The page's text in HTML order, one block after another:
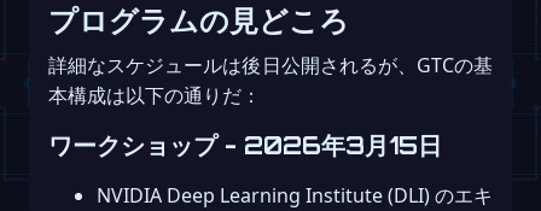
プログラムの見どころ
詳細なスケジュールは後日公開されるが、GTCの基
本構成は以下の通りだ：
ワークショップ - 2026年3月15日
NVIDIA Deep Learning Institute (DLI) のエキ